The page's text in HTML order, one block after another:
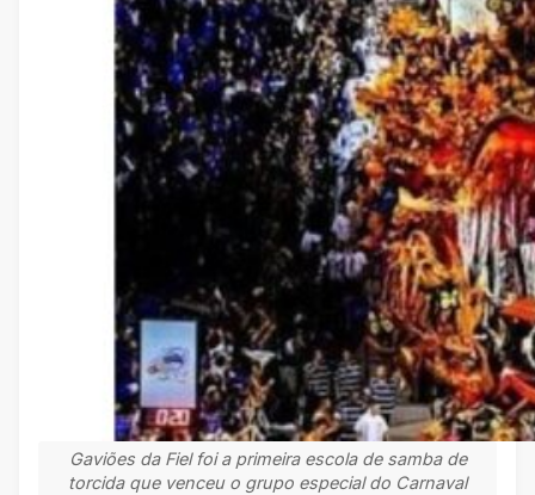
Gaviões da Fiel foi a primeira escola de samba de
torcida que venceu o grupo especial do Carnaval